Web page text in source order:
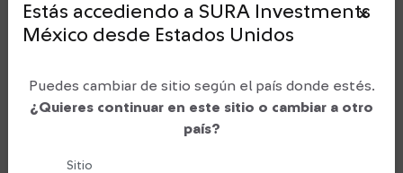
Estás accediendo a SURA Investments
México desde Estados Unidos
Puedes cambiar de sitio según el país donde estés.
¿Quieres continuar en este sitio o cambiar a otro
país?
close_small
Sitio